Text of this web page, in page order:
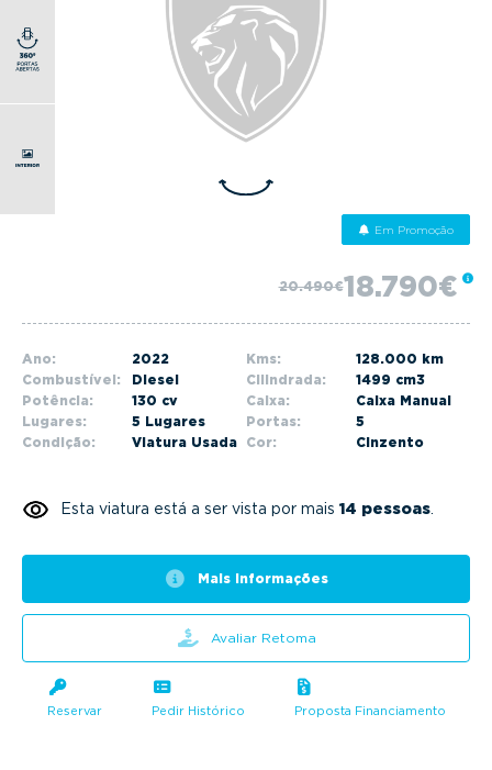
Em Promoção
20.490€18.790€
Ano: 2022 Kms:
128.000 km
Combustível:
Diesel Cilindrada:
1499 cm3
Potência:
130 cv Caixa:
Caixa Manual
Lugares:
5 Lugares Portas:
5
Condição:
Viatura Usada Cor: Cinzento
Esta viatura está a ser vista por mais 14 pessoas
Mais informações
Avaliar Retoma
Reservar Pedir Histórico Proposta Financiamento